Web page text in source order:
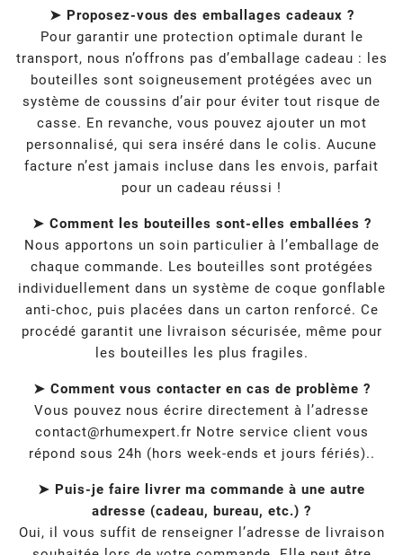
➤ Proposez-vous des emballages cadeaux ?
Pour garantir une protection optimale durant le
transport, nous n’offrons pas d’emballage cadeau : les
bouteilles sont soigneusement protégées avec un
système de coussins d’air pour éviter tout risque de
casse. En revanche, vous pouvez ajouter un mot
personnalisé, qui sera inséré dans le colis. Aucune
facture n’est jamais incluse dans les envois, parfait
pour un cadeau réussi !
➤ Comment les bouteilles sont-elles emballées ?
Nous apportons un soin particulier à l’emballage de
chaque commande. Les bouteilles sont protégées
individuellement dans un système de coque gonflable
anti-choc, puis placées dans un carton renforcé. Ce
procédé garantit une livraison sécurisée, même pour
les bouteilles les plus fragiles.
➤ Comment vous contacter en cas de problème ?
Vous pouvez nous écrire directement à l’adresse
contact@rhumexpert.fr Notre service client vous
répond sous 24h (hors week-ends et jours fériés)..
➤ Puis-je faire livrer ma commande à une autre
adresse (cadeau, bureau, etc.) ?
Oui, il vous suffit de renseigner l’adresse de livraison